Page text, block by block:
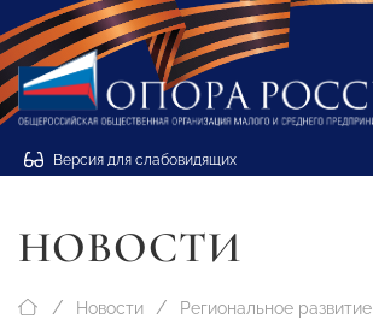
Версия для слабовидящих
НОВОСТИ
Новости Региональное развитие